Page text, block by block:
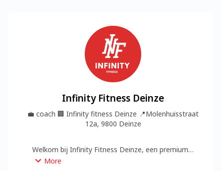
Infinity Fitness Deinze
💼 coach 🏢 Infinity fitness Deinze 📍Molenhuisstraat
12a, 9800 Deinze
Welkom bij Infinity Fitness Deinze, een premium
club met huiselijke sfeer, waar doelgericht
More